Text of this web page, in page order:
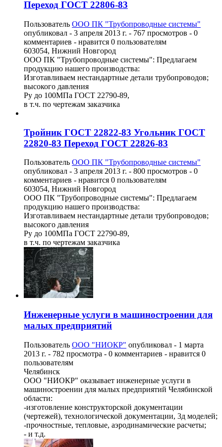
Переход ГОСТ 22806-83
Пользователь ООО ПК "Трубопроводные системы"
опубликовал - 3 апреля 2013 г. - 767 просмотров - 0
комментариев - нравится 0 пользователям
603054, Нижний Новгород
ООО ПК "Трубопроводные системы": Предлагаем
продукцию нашего производства:
Изготавливаем нестандартные детали трубопроводов;
высокого давления
Ру до 100МПа ГОСТ 22790-89,
в т.ч. по чертежам заказчика
Тройник ГОСТ 22822-83 Угольник ГОСТ
22820-83 Переход ГОСТ 22826-83
Пользователь ООО ПК "Трубопроводные системы"
опубликовал - 3 апреля 2013 г. - 800 просмотров - 0
комментариев - нравится 0 пользователям
603054, Нижний Новгород
ООО ПК "Трубопроводные системы": Предлагаем
продукцию нашего производства:
Изготавливаем нестандартные детали трубопроводов;
высокого давления
Ру до 100МПа ГОСТ 22790-89,
в т.ч. по чертежам заказчика
Инженерные услуги в машиностроении для
малых предприятий
Пользователь ООО "НИОКР" опубликовал - 1 марта
2013 г. - 782 просмотра - 0 комментариев - нравится 0
пользователям
Челябинск
ООО "НИОКР" оказывает инженерные услуги в
машиностроении для малых предприятий Челябинской
области:
-изготовление конструкторской документации
(чертежей), технологической документации, 3д моделей;
-прочностные, тепловые, аэродинамические расчеты;
- и т.д.